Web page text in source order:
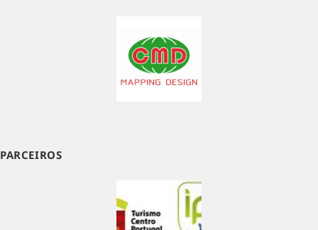
PARCEIROS